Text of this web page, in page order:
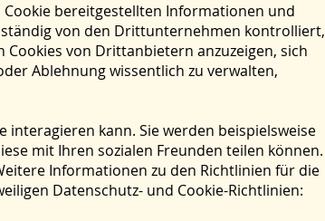
bereitgestellten Informationen und
von den Drittunternehmen kontrolliert,
von Drittanbietern anzuzeigen, sich
Ablehnung wissentlich zu verwalten,
kann. Sie werden beispielsweise
mit Ihren sozialen Freunden teilen können.
Informationen zu den Richtlinien für die
Datenschutz- und Cookie-Richtlinien: